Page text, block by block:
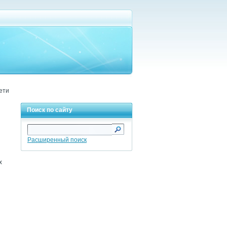
Поиск по сайту
Расширенный поиск